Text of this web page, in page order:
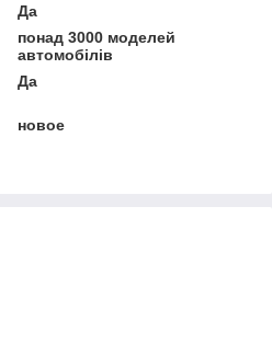
Да
понад 3000 моделей
автомобілів
Да
новое